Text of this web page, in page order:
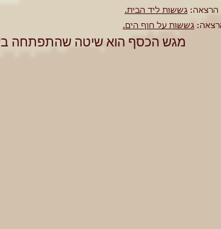
הרצאה: גששות ליד הבית.
גששות על חוף הים.
מגש הכסף הוא שיטה שהתפתחה